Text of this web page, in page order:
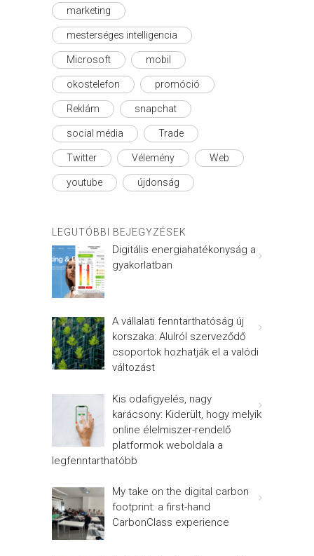
marketing
mesterséges intelligencia
Microsoft mobil
okostelefon promóció
Reklám snapchat
social média Trade
Twitter Vélemény Web
youtube újdonság
LEGUTÓBBI BEJEGYZÉSEK
Digitális energiahatékonyság a
gyakorlatban
A vállalati fenntarthatóság új
korszaka: Alulról szerveződő
csoportok hozhatják el a valódi
változást
Kis odafigyelés, nagy
karácsony: Kiderült, hogy melyik
online élelmiszer-rendelő
platformok weboldala a
legfenntarthatóbb
My take on the digital carbon
footprint: a first-hand
CarbonClass experience